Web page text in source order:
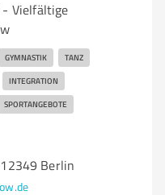
- Vielfältige
GYMNASTIK TANZ
INTEGRATION
SPORTANGEBOTE
Berlin